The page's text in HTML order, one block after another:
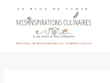
LE BLOG DE SAMAR
Recettes méditerranéennes et familiales maison